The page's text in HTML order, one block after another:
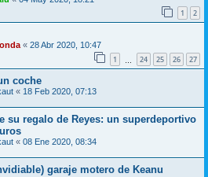
1 2
« 28 Abr 2020, 10:47
1 24 25 26 27
coche
« 18 Feb 2020, 07:13
su regalo de Reyes: un superdeportivo
« 08 Ene 2020, 08:34
garaje motero de Keanu